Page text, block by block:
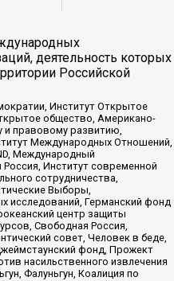
деятельность которых
Российской
Институт Открытое
общество, Американо-
и правовому развитию,
Международных Отношений,
Международный
Институт современной
сотрудничества,
Выборы,
исследований, Германский фонд
центр защиты
Свободная Россия,
совет, Человек в беде,
фонд, Прожект
насильственного извлечения
Фалуньгун, Коалиция по